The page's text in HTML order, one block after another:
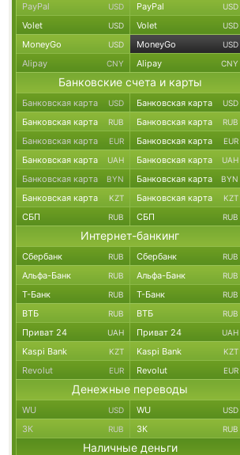
PayPal USD PayPal USD
Volet USD Volet USD
MoneyGo USD MoneyGo USD
Alipay CNY Alipay CNY
Банковские счета и карты
Банковская карта USD Банковская карта USD
Банковская карта RUB Банковская карта RUB
Банковская карта EUR Банковская карта EUR
Банковская карта UAH Банковская карта UAH
Банковская карта BYN Банковская карта BYN
Банковская карта KZT Банковская карта KZT
СБП RUB СБП RUB
Интернет-банкинг
Сбербанк RUB Сбербанк RUB
Альфа-Банк RUB Альфа-Банк RUB
Т-Банк RUB Т-Банк RUB
ВТБ RUB ВТБ RUB
Приват 24 UAH Приват 24 UAH
Kaspi Bank KZT Kaspi Bank KZT
Revolut EUR Revolut EUR
Денежные переводы
WU USD WU USD
ЗК RUB ЗК RUB
Наличные деньги